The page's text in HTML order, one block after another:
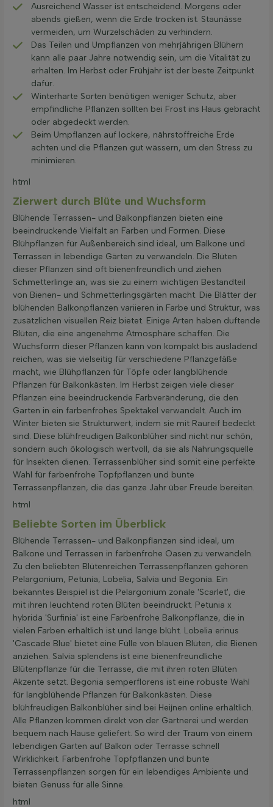
Ausreichend Wasser ist entscheidend. Morgens oder
abends gießen, wenn die Erde trocken ist. Staunässe
vermeiden, um Wurzelschäden zu verhindern.
Das Teilen und Umpflanzen von mehrjährigen Blühern
kann alle paar Jahre notwendig sein, um die Vitalität zu
erhalten. Im Herbst oder Frühjahr ist der beste Zeitpunkt
dafür.
Winterharte Sorten benötigen weniger Schutz, aber
empfindliche Pflanzen sollten bei Frost ins Haus gebracht
oder abgedeckt werden.
Beim Umpflanzen auf lockere, nährstoffreiche Erde
achten und die Pflanzen gut wässern, um den Stress zu
minimieren.
html
Zierwert durch Blüte und Wuchsform
Blühende Terrassen- und Balkonpflanzen bieten eine
beeindruckende Vielfalt an Farben und Formen. Diese
Blühpflanzen für Außenbereich sind ideal, um Balkone und
Terrassen in lebendige Gärten zu verwandeln. Die Blüten
dieser Pflanzen sind oft bienenfreundlich und ziehen
Schmetterlinge an, was sie zu einem wichtigen Bestandteil
von Bienen- und Schmetterlingsgärten macht. Die Blätter der
blühenden Balkonpflanzen variieren in Farbe und Struktur, was
zusätzlichen visuellen Reiz bietet. Einige Arten haben duftende
Blüten, die eine angenehme Atmosphäre schaffen. Die
Wuchsform dieser Pflanzen kann von kompakt bis ausladend
reichen, was sie vielseitig für verschiedene Pflanzgefäße
macht, wie Blühpflanzen für Töpfe oder langblühende
Pflanzen für Balkonkästen. Im Herbst zeigen viele dieser
Pflanzen eine beeindruckende Farbveränderung, die den
Garten in ein farbenfrohes Spektakel verwandelt. Auch im
Winter bieten sie Strukturwert, indem sie mit Raureif bedeckt
sind. Diese blühfreudigen Balkonblüher sind nicht nur schön,
sondern auch ökologisch wertvoll, da sie als Nahrungsquelle
für Insekten dienen. Terrassenblüher sind somit eine perfekte
Wahl für farbenfrohe Topfpflanzen und bunte
Terrassenpflanzen, die das ganze Jahr über Freude bereiten.
html
Beliebte Sorten im Überblick
Blühende Terrassen- und Balkonpflanzen sind ideal, um
Balkone und Terrassen in farbenfrohe Oasen zu verwandeln.
Zu den beliebten Blütenreichen Terrassenpflanzen gehören
Pelargonium, Petunia, Lobelia, Salvia und Begonia. Ein
bekanntes Beispiel ist die Pelargonium zonale 'Scarlet', die
mit ihren leuchtend roten Blüten beeindruckt. Petunia x
hybrida 'Surfinia' ist eine Farbenfrohe Balkonpflanze, die in
vielen Farben erhältlich ist und lange blüht. Lobelia erinus
'Cascade Blue' bietet eine Fülle von blauen Blüten, die Bienen
anziehen. Salvia splendens ist eine bienenfreundliche
Blütenpflanze für die Terrasse, die mit ihren roten Blüten
Akzente setzt. Begonia semperflorens ist eine robuste Wahl
für langblühende Pflanzen für Balkonkästen. Diese
blühfreudigen Balkonblüher sind bei Heijnen online erhältlich.
Alle Pflanzen kommen direkt von der Gärtnerei und werden
bequem nach Hause geliefert. So wird der Traum von einem
lebendigen Garten auf Balkon oder Terrasse schnell
Wirklichkeit. Farbenfrohe Topfpflanzen und bunte
Terrassenpflanzen sorgen für ein lebendiges Ambiente und
bieten Genuss für alle Sinne.
html